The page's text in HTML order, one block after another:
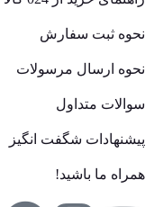
نحوه ثبت سفارش
نحوه ارسال مرسولات
سوالات متداول
پیشنهادات شگفت انگیز
همراه ما باشید!